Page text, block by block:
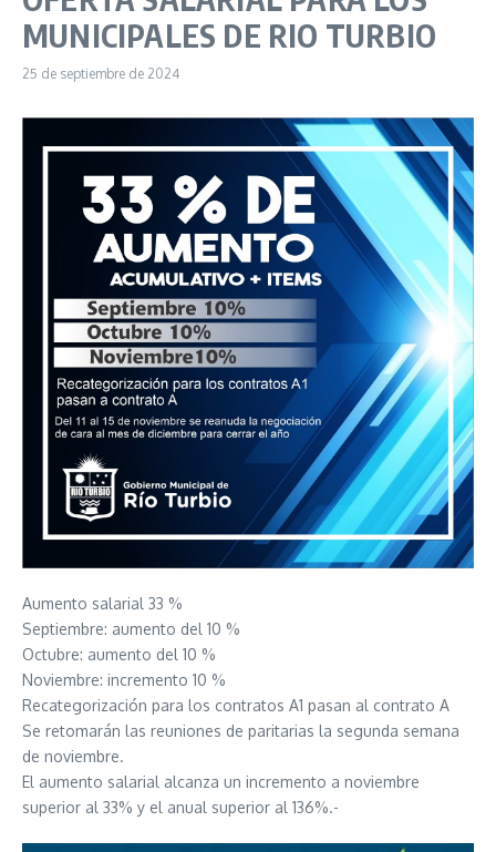
MUNICIPALES DE RIO TURBIO
25 de septiembre de 2024
Aumento salarial 33 %
Septiembre: aumento del 10 %
Octubre: aumento del 10 %
Noviembre: incremento 10 %
Recategorización para los contratos A1 pasan al contrato A
Se retomarán las reuniones de paritarias la segunda semana
de noviembre.
El aumento salarial alcanza un incremento a noviembre
superior al 33% y el anual superior al 136%.-